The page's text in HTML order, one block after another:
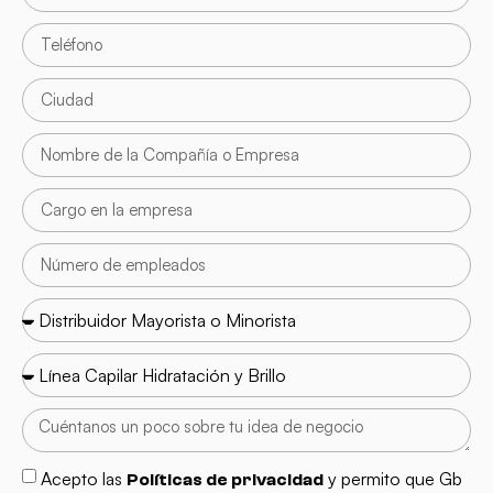
Acepto las Políticas de privacidad y permito que Gb